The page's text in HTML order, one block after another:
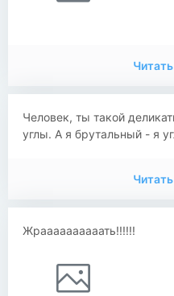
Человек, ты такой
углы. А я брутальный - я
Жраааааааааать!!!!!!